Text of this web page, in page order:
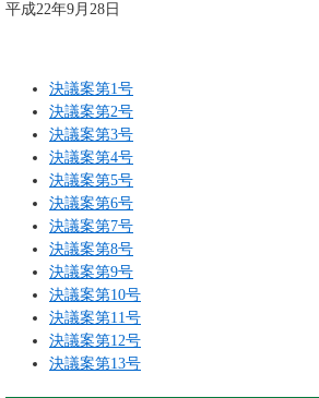
平成22年9月28日
決議案第1号
決議案第2号
決議案第3号
決議案第4号
決議案第5号
決議案第6号
決議案第7号
決議案第8号
決議案第9号
決議案第10号
決議案第11号
決議案第12号
決議案第13号